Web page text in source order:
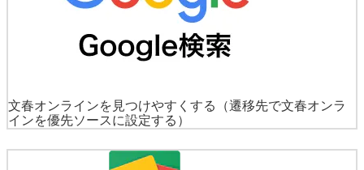
文春オンラインを見つけやすくする
（遷移先で文春オンラ
インを優先ソースに設定する）